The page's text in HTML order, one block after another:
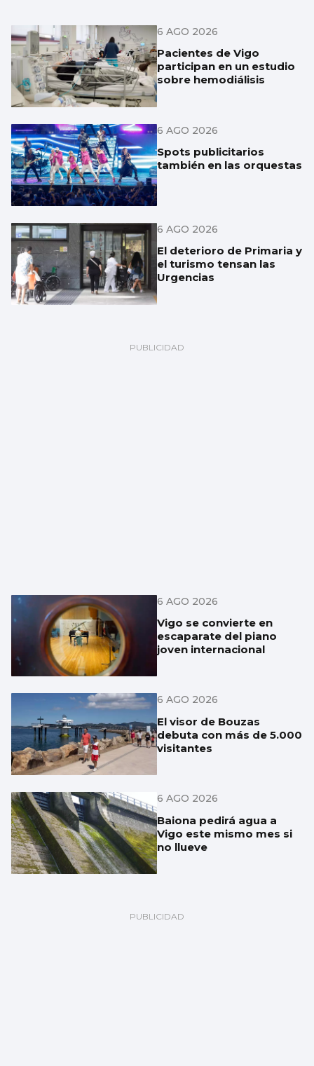
6 AGO 2026
Pacientes de Vigo
participan en un estudio
sobre hemodiálisis
6 AGO 2026
Spots publicitarios
también en las orquestas
6 AGO 2026
El deterioro de Primaria y
el turismo tensan las
Urgencias
6 AGO 2026
Vigo se convierte en
escaparate del piano
joven internacional
6 AGO 2026
El visor de Bouzas
debuta con más de 5.000
visitantes
6 AGO 2026
Baiona pedirá agua a
Vigo este mismo mes si
no llueve